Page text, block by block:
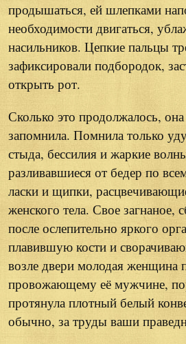
продышаться, ей шлепками
необходимости двигаться,
насильников. Цепкие пальцы
зафиксировали подбородок,
открыть рот.
Сколько это продолжалось,
запомнила. Помнила только
стыда, бессилия и жаркие
разливавшиеся от бедер по
ласки и щипки,
женского тела. Свое загнаное,
после ослепительно яркого
плавившую кости и
возле двери молодая женщина
провожающему её мужчине,
протянула плотный белый
обычно, за труды ваши